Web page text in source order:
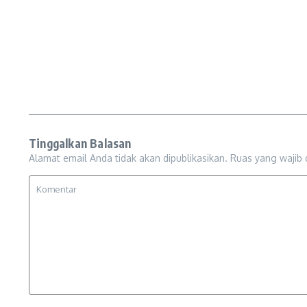
Tinggalkan Balasan
Alamat email Anda tidak akan dipublikasikan. Ruas yang wajib